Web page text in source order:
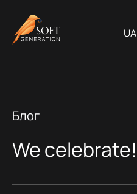
вмісту
вмісту
UA
Блог
We celebrate!